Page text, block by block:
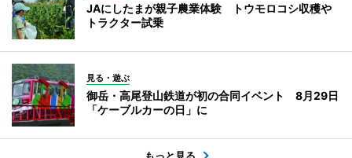
JAにしたまが親子農業体験 トウモロコシ収穫や
トラクター試乗
見る・遊ぶ
御岳・高尾登山鉄道が初の合同イベント 8月29日
「ケーブルカーの日」に
もっと見る